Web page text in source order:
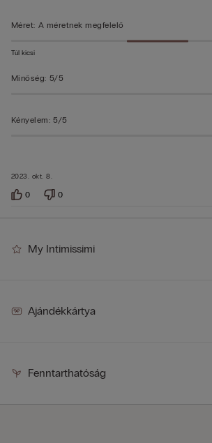
2023. okt. 8.
Méret: A méretnek megfelelő
Túl kicsi
Minőség: 5/5
Kényelem: 5/5
0 0
My Intimissimi
Ajándékkártya
Fenntarthatóság